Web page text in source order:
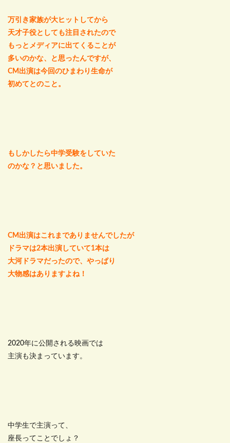
万引き家族が大ヒットしてから
天才子役としても注目されたので
もっとメディアに出てくることが
多いのかな、と思ったんですが、
CM出演は今回のひまわり生命が
初めてとのこと。
もしかしたら中学受験をしていた
のかな？と思いました。
CM出演はこれまでありませんでしたが
ドラマは2本出演していて1本は
大河ドラマだったので、やっぱり
大物感はありますよね！
2020年に公開される映画では
主演も決まっています。
中学生で主演って、
座長ってことでしょ？